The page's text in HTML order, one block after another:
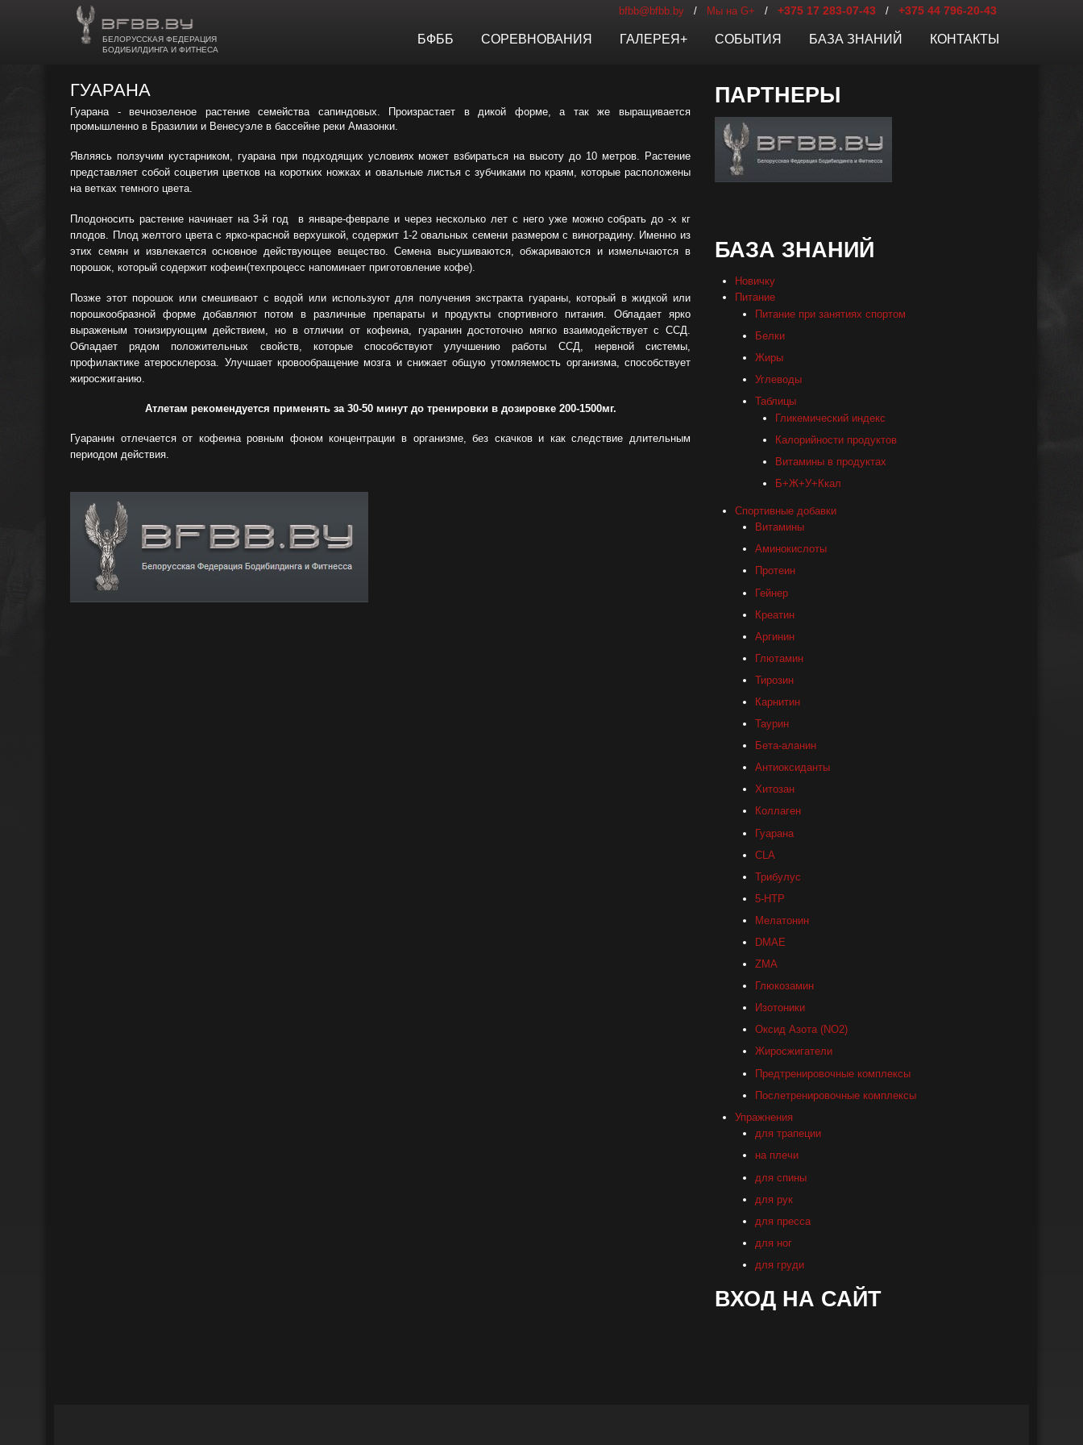
bfbb@bfbb.by / Мы на G+ / +375 17 283-07-43 / +375 44 796-20-43
БЕЛОРУССКАЯ ФЕДЕРАЦИЯ
БОДИБИЛДИНГА И ФИТНЕСА
БФББ СОРЕВНОВАНИЯ ГАЛЕРЕЯ+ СОБЫТИЯ БАЗА ЗНАНИЙ КОНТАКТЫ
ГУАРАНА
Гуарана - вечнозеленое растение семейства сапиндовых. Произрастает в дикой форме, а так же выращивается
промышленно в Бразилии и Венесуэле в бассейне реки Амазонки​.
Являясь ползучим кустарником, гуарана при подходящих условиях может взбираться на высоту до 10 метров. Растение
представляет собой соцветия цветков на коротких ножках и овальные листья с зубчиками по краям, которые расположены
на ветках темного цвета.
Плодоносить растение начинает на 3-й год в январе-феврале и через несколько лет с него уже можно собрать до -х кг
плодов. Плод желтого цвета с ярко-красной верхушкой, содержит 1-2 овальных семени размеромс виноградину. Именно из
этих семян и извлекается основное действующее вещество.Семена высушиваются, обжариваются и измельчаются в
порошок, который содержит кофеин(техпроцесс напоминает приготовление кофе).
Позже этот порошок илисмешивают с водой или используют для получения экстракта гуараны, который в жидкой или
порошкообразной форме добавляют потом в различные препараты и продукты спортивного питания. Обладает ярко
выраженым тонизирующим действием, но в отличии от кофеина, гуараниндостоточно мягко взаимодействует с ССД.
Обладает рядом положительных свойств, которые способствуют улучшению работы ССД, нервной системы,
профилактикеатеросклероза. Улучшает кровообращение мозга и снижает общую утомляемость организма, способствует
жиросжиганию.
Атлетам рекомендуется применять за 30-50 минут до тренировки в дозировке 200-1500мг.
Гуаранин отлечается от кофеина ровным фоном концентрации в организме, без скачков и как следствие длительным
периодом действия.
ПАРТНЕРЫ
БАЗА ЗНАНИЙ
Новичку
Питание
Питание при занятиях спортом
Белки
Жиры
Углеводы
Таблицы
Гликемический индекс
Калорийности продуктов
Витамины в продуктах
Б+Ж+У+Ккал
Спортивные добавки
Витамины
Аминокислоты
Протеин
Гейнер
Креатин
Аргинин
Глютамин
Тирозин
Карнитин
Таурин
Бета-аланин
Антиоксиданты
Хитозан
Коллаген
Гуарана
СLA
Трибулус
5-HTP
Мелатонин
DMAE
ZMA
Глюкозамин
Изотоники
Оксид Азота (NO2)
Жиросжигатели
Предтренировочные комплексы
Послетренировочные комплексы
Упражнения
для трапеции
на плечи
для спины
для рук
для пресса
для ног
для груди
ВХОД НА САЙТ